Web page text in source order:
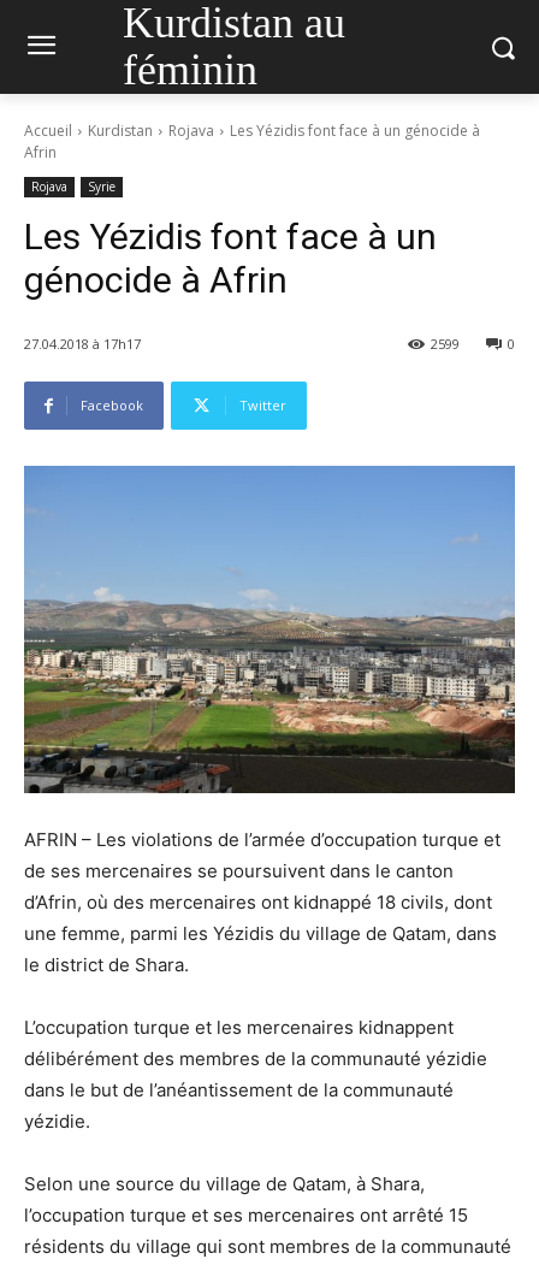
Kurdistan au
féminin
Accueil Kurdistan Rojava
Les Yézidis font face à un génocide à
Afrin
Rojava Syrie
Les Yézidis font face à un
génocide à Afrin
27.04.2018 à 17h17 0
2599
Facebook Twitter
AFRIN – Les violations de l’armée d’occupation turque et
de ses mercenaires se poursuivent dans le canton
d’Afrin, où des mercenaires ont kidnappé 18 civils, dont
une femme, parmi les Yézidis du village de Qatam, dans
le district de Shara.
L’occupation turque et les mercenaires kidnappent
délibérément des membres de la communauté yézidie
dans le but de l’anéantissement de la communauté
yézidie.
Selon une source du village de Qatam, à Shara,
l’occupation turque et ses mercenaires ont arrêté 15
résidents du village qui sont membres de la communauté